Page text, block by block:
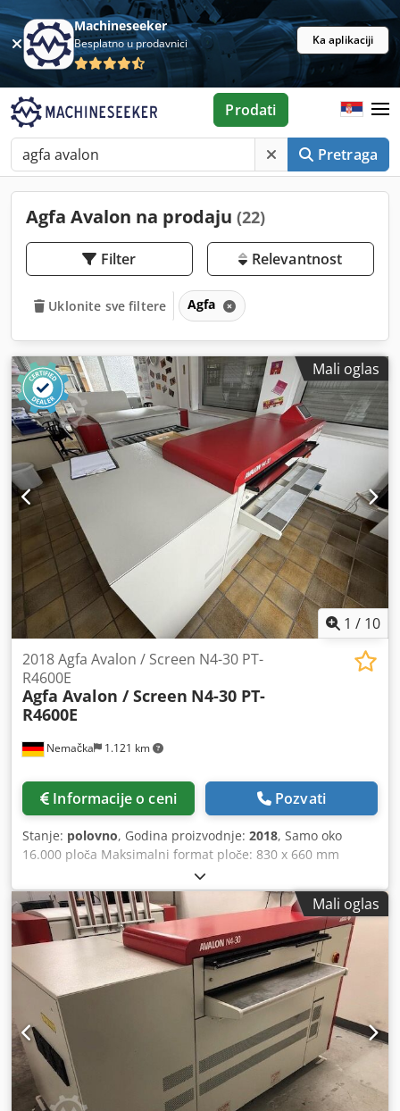
Machineseeker
Besplatno u prodavnici Ka aplikaciji
Pretraga
Prodati
Agfa Avalon na prodaju (22)
Filter Relevantnost
Uklonite sve filtere Agfa
Mali oglas
1 / 10
Nemačka 1.121 km
2018 Agfa Avalon / Screen N4-30 PT-
R4600E
Agfa Avalon / Screen N4-30 PT-
R4600E
Informacije o ceni Pozvati
Stanje: polovno, Godina proizvodnje: 2018, Samo oko
16.000 ploča Maksimalni format ploče: 830 x 660 mm
Apogee Workflow 10.69.0 RIP Inline štancovanje Azura C95
uređaj za pranje Stacker ST 95EX Dostupno u kratkom roku
Chjdpeyt I Unjfx Amuja
Mali oglas